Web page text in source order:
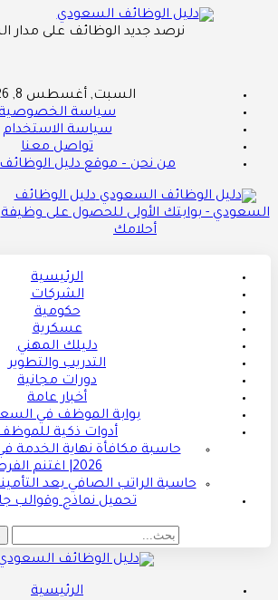
نرصد جديد الوظائف على مدار
السبت, أغسطس 8, 2026
سياسة
سياسة الاستخدام
تواصل معنا
من نحن – موقع دليل
دليل الوظائف
السعودي - بوابتك الأولى للحصول على وظيفة
أحلامك
الرئيسية
الشركات
حكومية
عسكرية
دليلك المهني
التدريب والتطوير
دورات مجانية
أخبار عامة
بوابة الموظف في
أدوات ذكية
حاسبة مكافأة نهاية الخدمة
2026| اغتنم الفرصة !!
حاسبة الراتب الصافي بعد
تحميل نماذج وقوالب
الرئيسية